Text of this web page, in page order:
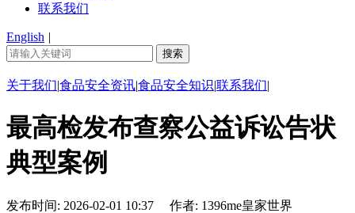
联系我们
English |
关于我们|食品安全资讯|食品安全知识|联系我们|
最高检发布查察公益诉讼告状
典型案例
发布时间: 2026-02-01 10:37 作者: 1396me皇家世界